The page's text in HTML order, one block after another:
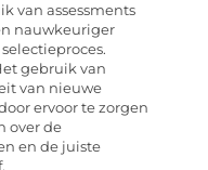
van assessments
nauwkeuriger
gebruik van
van nieuwe
ervoor te zorgen
over de
en de juiste